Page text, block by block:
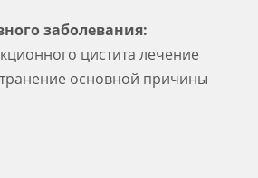
заболевания:
цистита лечение
основной причины